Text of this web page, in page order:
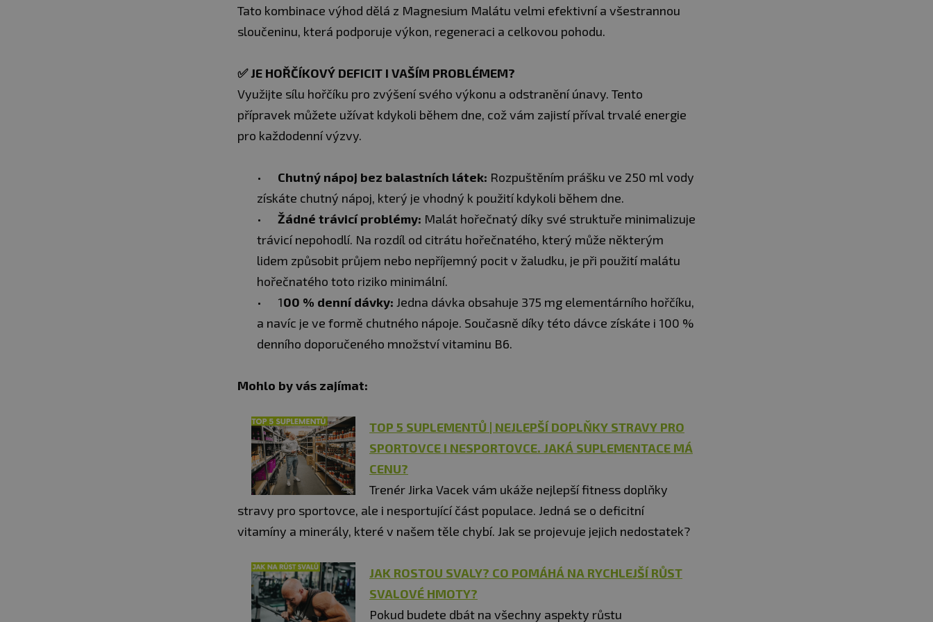
Tato kombinace výhod dělá z Magnesium Malátu velmi efektivní a všestrannou
sloučeninu, která podporuje výkon, regeneraci a celkovou pohodu.
✅JE HOŘČÍKOVÝ DEFICIT I VAŠÍM PROBLÉMEM?
Využijte sílu hořčíku pro zvýšení svého výkonu a odstranění únavy. Tento
přípravek můžete užívat kdykoli během dne, což vám zajistí příval trvalé energie
pro každodenní výzvy.
Chutný nápoj bez balastních látek: Rozpuštěním prášku ve 250 ml vody
získáte chutný nápoj, který je vhodný k použití kdykoli během dne.
Žádné trávicí problémy: Malát hořečnatý díky své struktuře minimalizuje
trávicí nepohodlí. Na rozdíl od citrátu hořečnatého, který může některým
lidem způsobit průjem nebo nepříjemný pocit v žaludku, je při použití malátu
hořečnatého toto riziko minimální.
100 % denní dávky: Jedna dávka obsahuje 375 mg elementárního hořčíku,
a navíc je ve formě chutného nápoje. Současně díky této dávce získáte i 100 %
denního doporučeného množství vitaminu B6.
Mohlo by vás zajímat:
TOP 5 SUPLEMENTŮ | NEJLEPŠÍ DOPLŇKY STRAVY PRO
SPORTOVCE I NESPORTOVCE. JAKÁ SUPLEMENTACE MÁ
CENU?
Trenér Jirka Vacek vám ukáže nejlepší fitness doplňky
stravy pro sportovce, ale i nesportující část populace. Jedná se o deficitní
vitamíny a minerály, které v našem těle chybí. Jak se projevuje jejich nedostatek?
JAK ROSTOU SVALY? CO POMÁHÁ NA RYCHLEJŠÍ RŮST
SVALOVÉ HMOTY?
Pokud budete dbát na všechny aspekty růstu